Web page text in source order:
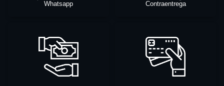
Whatsapp
Contraentrega